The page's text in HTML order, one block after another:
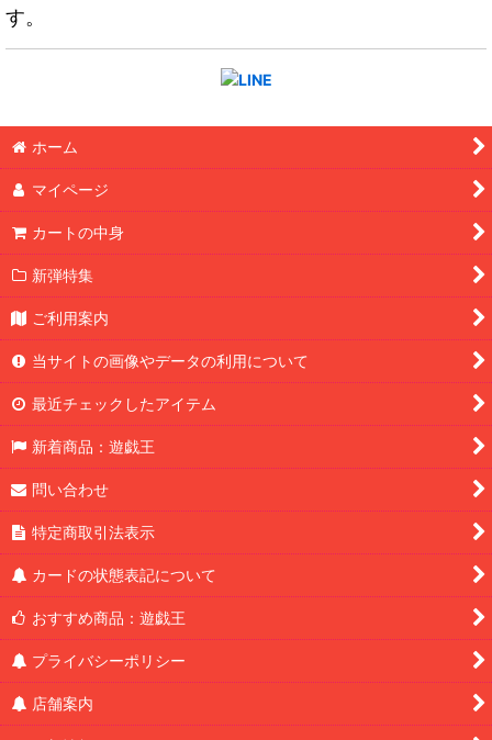
す。
ホーム
マイページ
カートの中身
新弾特集
ご利用案内
当サイトの画像やデータの利用について
最近チェックしたアイテム
新着商品：遊戯王
問い合わせ
特定商取引法表示
カードの状態表記について
おすすめ商品：遊戯王
プライバシーポリシー
店舗案内